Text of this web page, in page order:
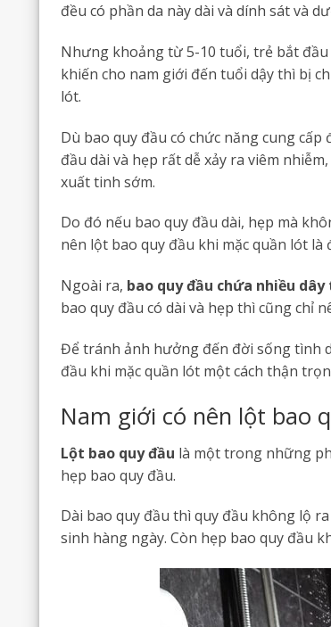
đều có phần da này dài và dính sát và
Nhưng khoảng từ 5-10 tuổi, trẻ bắt
khiến cho nam giới đến tuổi dậy thì bị
lót.
Dù bao quy đầu có chức năng cung
đầu dài và hẹp rất dễ xảy ra viêm
xuất tinh sớm.
Do đó nếu bao quy đầu dài, hẹp mà
nên lột bao quy đầu khi mặc quần lót là
Ngoài ra, bao quy đầu chứa nhiều
bao quy đầu có dài và hẹp thì cũng chỉ
Để tránh ảnh hưởng đến đời sống tình
đầu khi mặc quần lót một cách thận
Nam giới có nên lột bao
Lột bao quy đầu là một trong những
hẹp bao quy đầu.
Dài bao quy đầu thì quy đầu không lộ
sinh hàng ngày. Còn hẹp bao quy đầu